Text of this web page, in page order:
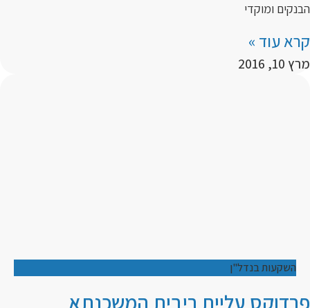
הבנקים ומוקדי
קרא עוד »
מרץ 10, 2016
השקעות בנדל"ן
פרדוקס עליית ריבית המשכנתא